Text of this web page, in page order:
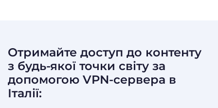
Отримайте доступ до контенту
з будь-якої точки світу за
допомогою VPN-сервера в
Італії: